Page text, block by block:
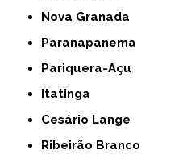
Nova Granada
Paranapanema
Pariquera-Açu
Itatinga
Cesário Lange
Ribeirão Branco